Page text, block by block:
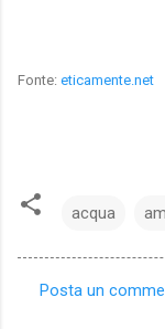
Fonte: eticamente.net
acqua
Posta un